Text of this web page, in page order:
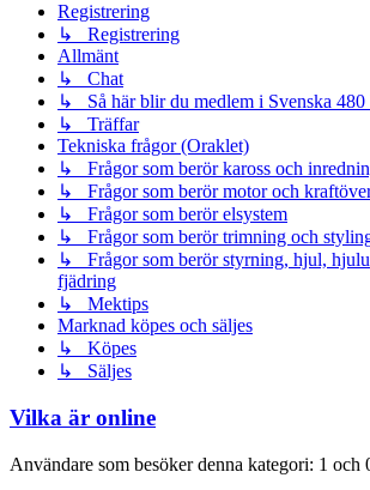
Registrering
↳ Registrering
Allmänt
↳ Chat
↳ Så här blir du medlem i Svenska
↳ Träffar
Tekniska frågor (Oraklet)
↳ Frågor som berör kaross och
↳ Frågor som berör motor och
↳ Frågor som berör elsystem
↳ Frågor som berör trimning och
↳ Frågor som berör styrning, hjul,
fjädring
↳ Mektips
Marknad köpes och säljes
↳ Köpes
↳ Säljes
Vilka är online
Användare som besöker denna kategori: 1 och